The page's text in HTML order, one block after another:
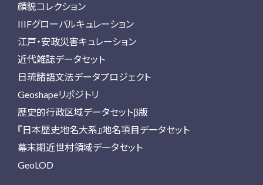
顔貌コレクション
IIIFグローバルキュレーション
江戸・安政災害キュレーション
近代雑誌データセット
日琉諸語文法データプロジェクト
Geoshapeリポジトリ
歴史的行政区域データセットβ版
『日本歴史地名大系』地名項目データセット
幕末期近世村領域データセット
GeoLOD